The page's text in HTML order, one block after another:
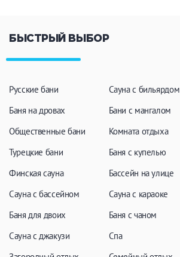
БЫСТРЫЙ ВЫБОР
Русские бани
Баня на дровах
Общественные бани
Турецкие бани
Финская сауна
Сауна с бассейном
Баня для двоих
Сауна с джакузи
Сауна с бильярдом
Бани с мангалом
Комната отдыха
Баня с купелью
Бассейн на улице
Сауна с караоке
Баня с чаном
Спа